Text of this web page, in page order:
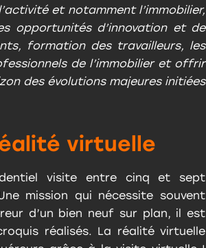
et notamment l’immobilier,
opportunités d’innovation et de
formation des travailleurs, les
de l’immobilier et offrir
des évolutions majeures initiées
virtuelle
visite entre cinq et sept
mission qui nécessite souvent
d’un bien neuf sur plan, il est
réalisés. La réalité virtuelle